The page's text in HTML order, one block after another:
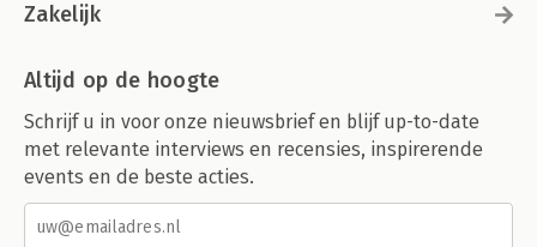
Zakelijk
Altijd op de hoogte
Schrijf u in voor onze nieuwsbrief en blijf up-to-date
met relevante interviews en recensies, inspirerende
events en de beste acties.